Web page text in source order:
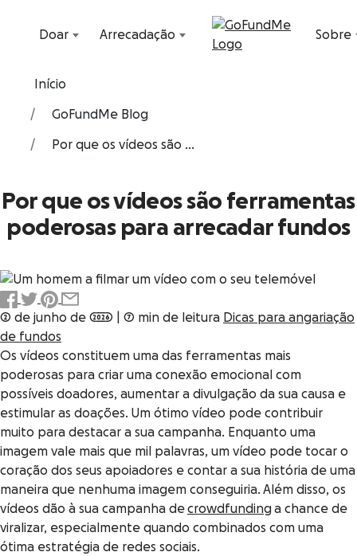
Doar
Arrecadação Sobre
Início
GoFundMe Blog
Por que os vídeos são ...
Por que os vídeos são ferramentas
poderosas para arrecadar fundos
2 de junho de 2026 7 min de leitura Dicas para angariação
de fundos
Os vídeos constituem uma das ferramentas mais
poderosas para criar uma conexão emocional com
possíveis doadores, aumentar a divulgação da sua causa e
estimular as doações. Um ótimo vídeo pode contribuir
muito para destacar a sua campanha. Enquanto uma
imagem vale mais que mil palavras, um vídeo pode tocar o
coração dos seus apoiadores e contar a sua história de uma
maneira que nenhuma imagem conseguiria. Além disso, os
vídeos dão à sua campanha decrowdfundinga chance de
viralizar, especialmente quando combinados com uma
ótima estratégia de redes sociais.